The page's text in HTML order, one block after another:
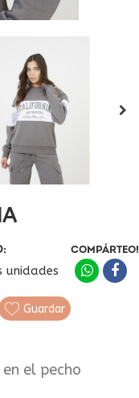
unidades
COMPÁRTEO!
Guardar
el pecho